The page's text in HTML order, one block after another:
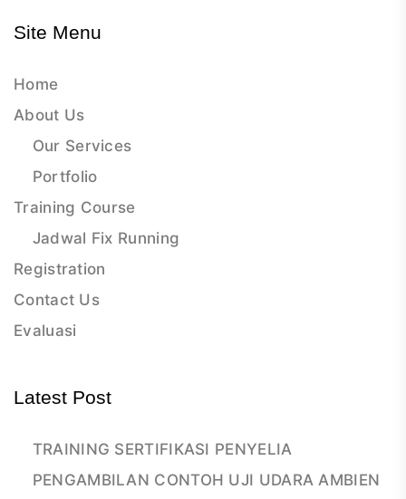
Site Menu
Home
About Us
Our Services
Portfolio
Training Course
Jadwal Fix Running
Registration
Contact Us
Evaluasi
Latest Post
TRAINING SERTIFIKASI PENYELIA
PENGAMBILAN CONTOH UJI UDARA AMBIEN